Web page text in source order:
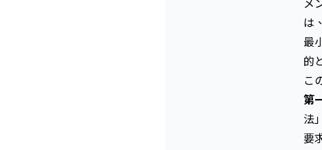
メ
は
最
的
こ
第
法
要